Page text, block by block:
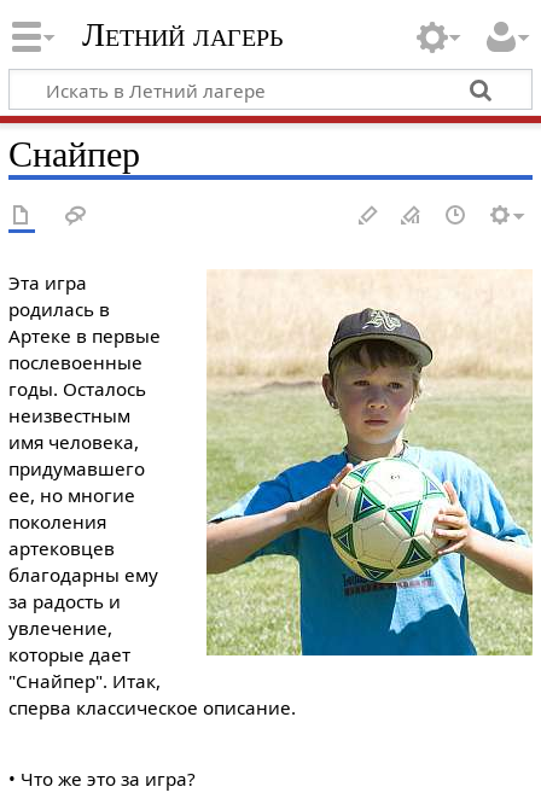
Летний лагерь
Снайпер
Эта игра
родилась в
Артеке в первые
послевоенные
годы. Осталось
неизвестным
имя человека,
придумавшего
ее, но многие
поколения
артековцев
благодарны ему
за радость и
увлечение,
которые дает
"Снайпер". Итак,
сперва классическое описание.
• Что же это за игра?